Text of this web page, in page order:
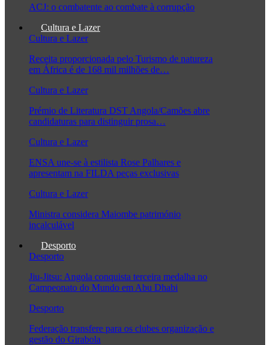
ACJ: o combatente ao combate à corrupção
Cultura e Lazer
Cultura e Lazer
Receita proporcionada pelo Turismo de natureza
em África é de 168 mil milhões de…
Cultura e Lazer
Prémio de Literatura DST Angola/Camões abre
candidaturas para distinguir prosa…
Cultura e Lazer
ENSA une-se à estilista Rose Palhares e
apresentam na FILDA peças exclusivas
Cultura e Lazer
Ministra considera Maiombe património
incalculável
Desporto
Desporto
Jiu-Jitsu: Angola conquista terceira medalha no
Campeonato do Mundo em Abu Dhabi
Desporto
Federação transfere para os clubes organização e
gestão do Girabola